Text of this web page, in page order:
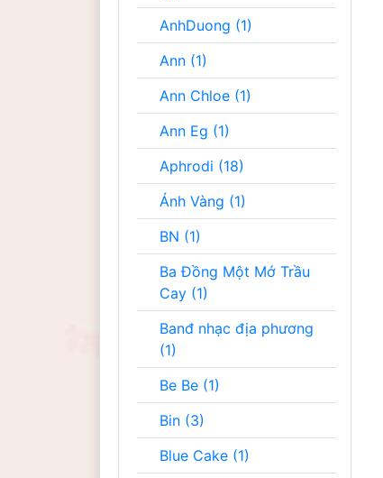
AnhDuong (1)
Ann (1)
Ann Chloe (1)
Ann Eg (1)
Aphrodi (18)
Ánh Vàng (1)
BN (1)
Ba Đồng Một Mớ Trầu
Cay (1)
Banđ nhạc địa phương
(1)
Be Be (1)
Bin (3)
Blue Cake (1)